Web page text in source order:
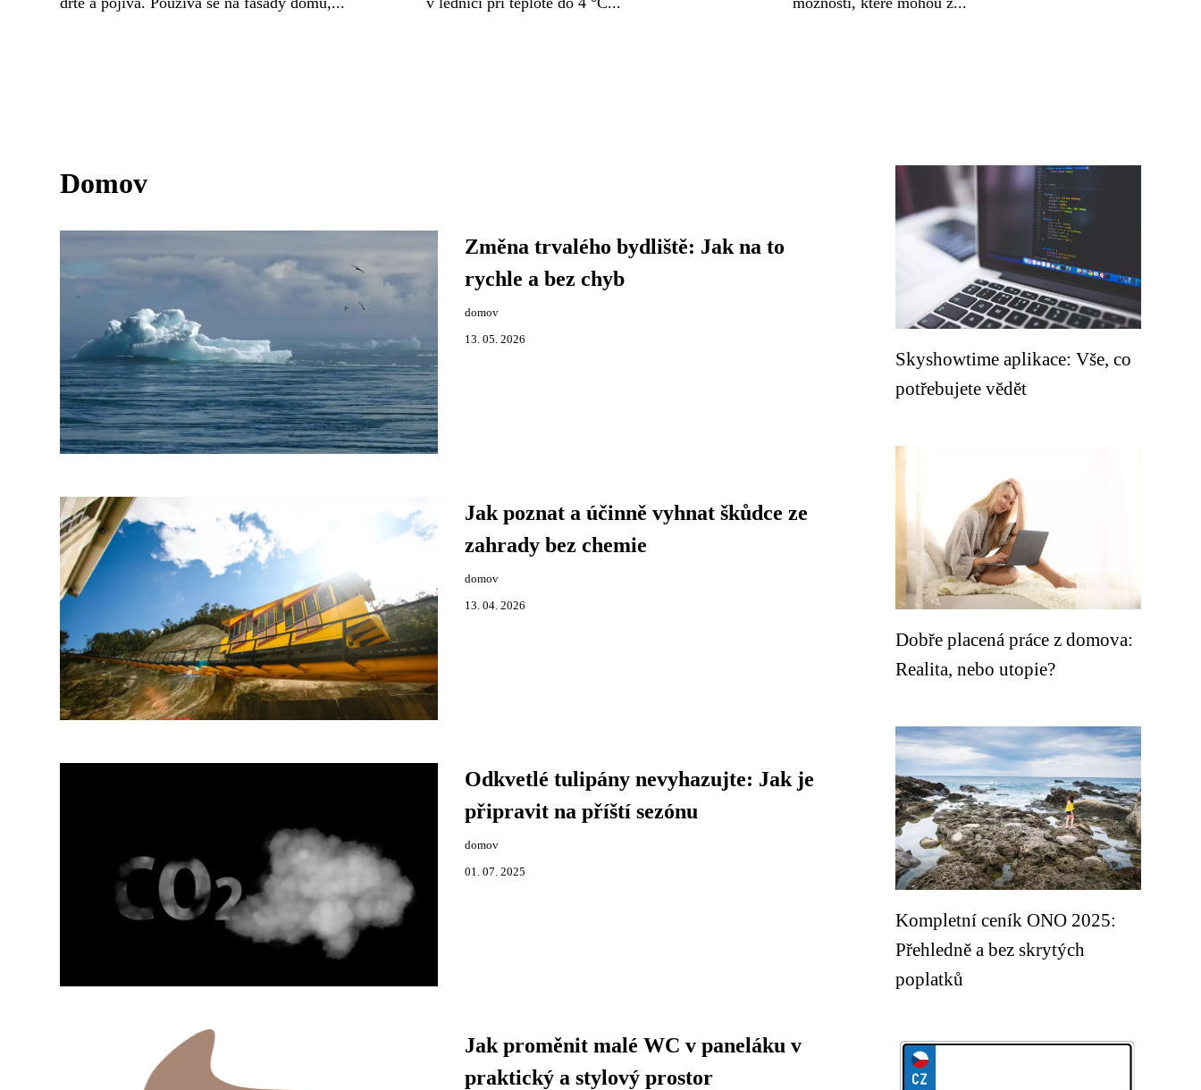
Domov
Změna trvalého bydliště: Jak na to
rychle a bez chyb
domov
13. 05. 2026
Jak poznat a účinně vyhnat škůdce ze
zahrady bez chemie
domov
13. 04. 2026
Odkvetlé tulipány nevyhazujte: Jak je
připravit na příští sezónu
domov
01. 07. 2025
Jak proměnit malé WC v paneláku v
praktický a stylový prostor
Skyshowtime aplikace: Vše, co
potřebujete vědět
Dobře placená práce z domova:
Realita, nebo utopie?
Kompletní ceník ONO 2025:
Přehledně a bez skrytých
poplatků